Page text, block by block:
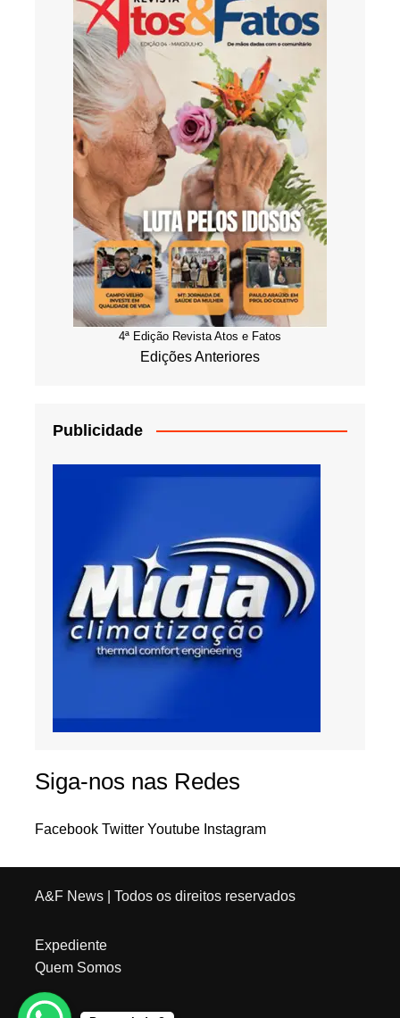
4ª Edição Revista Atos e Fatos
Edições Anteriores
Publicidade
Siga-nos nas Redes
Facebook Twitter Youtube Instagram
A&F News| Todos os direitos reservados
Expediente
Quem Somos